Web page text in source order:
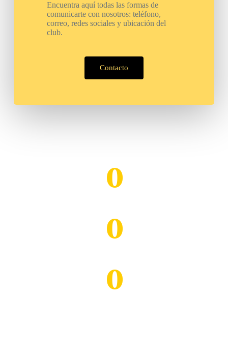
Encuentra aquí todas las formas de
comunicarte con nosotros: teléfono,
correo, redes sociales y ubicación del
club.
Contacto
0
0
0